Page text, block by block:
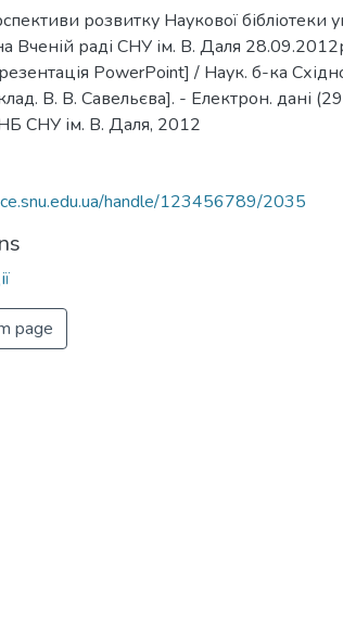
розвитку Наукової бібліотеки
Вченій раді СНУ ім. В. Даля
PowerPoint] / Наук. б-ка
В. В. Савельєва]. - Електрон. дані
СНУ ім. В. Даля, 2012
handle/123456789/2035
page